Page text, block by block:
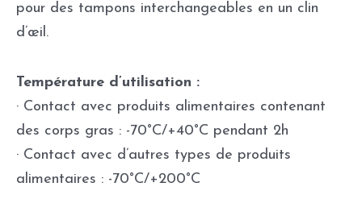
pour des tampons interchangeables en un clin
d’œil.
Température d’utilisation :
· Contact avec produits alimentaires contenant
des corps gras : -70°C/+40°C pendant 2h
· Contact avec d’autres types de produits
alimentaires : -70°C/+200°C